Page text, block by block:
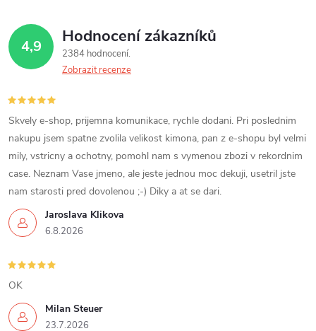
4,9 Hodnocení zákazníků
2384 hodnocení
Zobrazit recenze
Jaroslava Klikova
6.8.2026
Skvely e-shop, prijemna komunikace, rychle dodani. Pri poslednim
nakupu jsem spatne zvolila velikost kimona, pan z e-shopu byl velmi
mily, vstricny a ochotny, pomohl nam s vymenou zbozi v rekordnim
case. Neznam Vase jmeno, ale jeste jednou moc dekuji, usetril jste
nam starosti pred dovolenou ;-) Diky a at se dari.
Milan Steuer
23.7.2026
OK